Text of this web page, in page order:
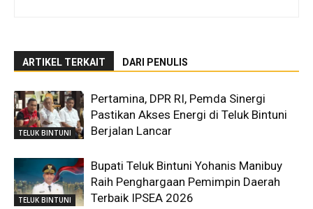
ARTIKEL TERKAIT DARI PENULIS
TELUK BINTUNI
Pertamina, DPR RI, Pemda Sinergi
Pastikan Akses Energi di Teluk Bintuni
Berjalan Lancar
TELUK BINTUNI
Bupati Teluk Bintuni Yohanis Manibuy
Raih Penghargaan Pemimpin Daerah
Terbaik IPSEA 2026